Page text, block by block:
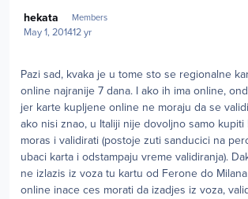
hekata Members
May 1, 201412 yr
Pazi sad, kvaka je u tome sto se regionalne
online najranije 7 dana. I ako ih ima online,
jer karte kupljene online ne moraju da se
ako nisi znao, u Italiji nije dovoljno samo
moras i validirati (postoje zuti sanducici na
ubaci karta i odstampaju vreme validiranja).
ne izlazis iz voza tu kartu od Ferone do
online inace ces morati da izadjes iz voza,